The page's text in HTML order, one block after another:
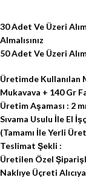
30 Adet Ve Üzeri
Almalısınız
50 Adet Ve Üzeri
Üretimde Kullanılan
Mukavava + 140 Gr
Üretim Aşaması : 2
Sıvama Usulu İle El
(Tamamı İle Yerli
Teslimat Şekli :
Üretilen Özel
Naklıye Üçreti